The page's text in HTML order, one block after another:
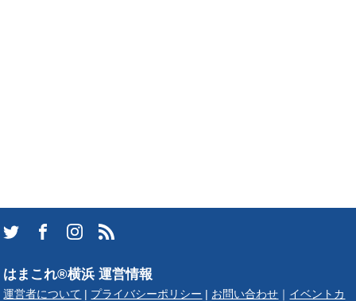
はまこれ®横浜 運営情報
運営者について | プライバシーポリシー | お問い合わせ ｜ イベントカ